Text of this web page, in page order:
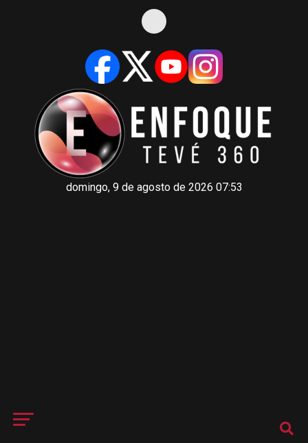
domingo, 9 de agosto de 2026 07:53